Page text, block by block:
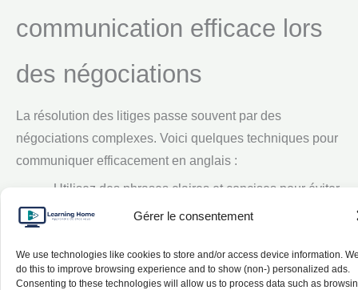
Gérer le consentement
We use technologies like cookies to store and/or access device information.
do this to improve browsing experience and to show (non-) personalized ads.
Consenting to these technologies will allow us to process data such as
communication efficace lors
des négociations
La résolution des litiges passe souvent par des
négociations complexes. Voici quelques techniques pour
communiquer efficacement en anglais :
Utilisez des phrases claires et concises pour éviter
les malentendus
votre compréhension
Adoptez un ton assertif mais diplomate